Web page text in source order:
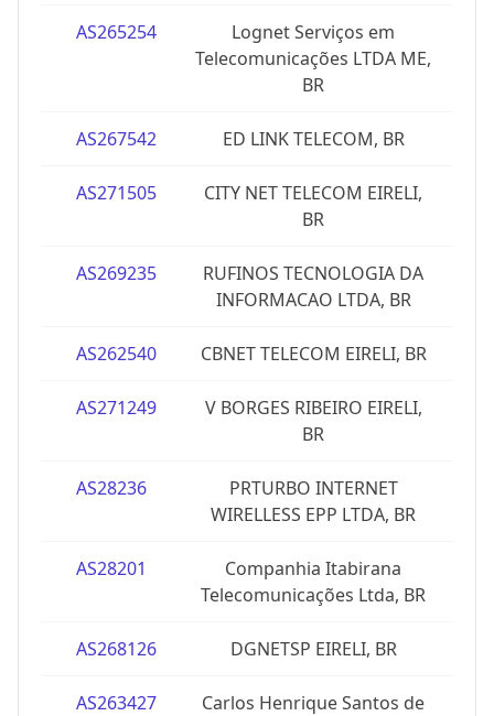
AS265254
Lognet Serviços em
Telecomunicações LTDA ME,
BR
AS267542 ED LINK TELECOM, BR
AS271505
CITY NET TELECOM EIRELI,
BR
AS269235
RUFINOS TECNOLOGIA DA
INFORMACAO LTDA, BR
AS262540 CBNET TELECOM EIRELI, BR
AS271249
V BORGES RIBEIRO EIRELI,
BR
AS28236
PRTURBO INTERNET
WIRELLESS EPP LTDA, BR
AS28201
Companhia Itabirana
Telecomunicações Ltda, BR
AS268126 DGNETSP EIRELI, BR
AS263427
Carlos Henrique Santos de